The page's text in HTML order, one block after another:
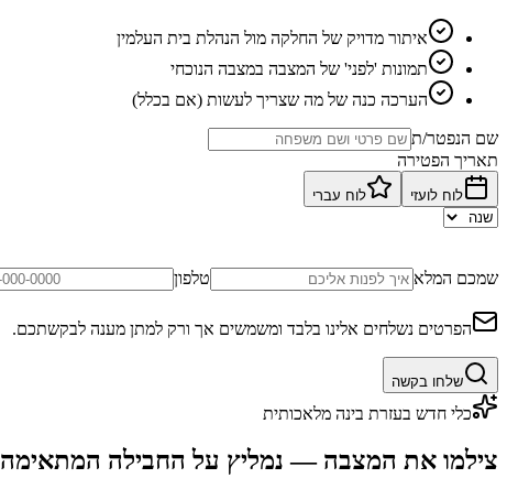
איתור מדויק של החלקה מול הנהלת בית העלמין
תמונות 'לפני' של המצבה במצבה הנוכחי
הערכה כנה של מה שצריך לעשות (אם בכלל)
שם הנפטר/ת
תאריך הפטירה
לוח לועזי לוח עברי
שמכם המלא טלפון
הפרטים נשלחים אלינו בלבד ומשמשים אך ורק למתן מענה לבקשתכם.
שלחו בקשה
כלי חדש בעזרת בינה מלאכותית
צילמו את המצבה — נמליץ על החבילה המתאימה